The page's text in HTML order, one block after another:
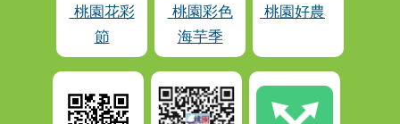
桃園花彩
節
桃園彩色
海芋季
桃園好農